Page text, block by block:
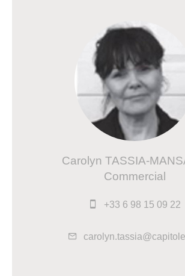
Carolyn TASSIA-
Commercial
+33 6 98 15 09 22